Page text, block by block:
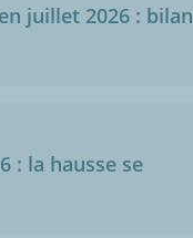
juillet 2026 : bilan
: la hausse se